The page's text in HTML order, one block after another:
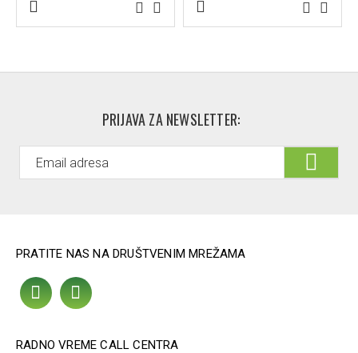
PRIJAVA ZA NEWSLETTER:
PRATITE NAS NA DRUŠTVENIM MREŽAMA
RADNO VREME CALL CENTRA